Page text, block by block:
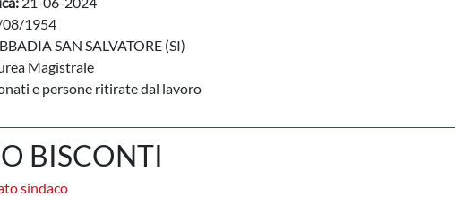
1954
SAN SALVATORE (SI)
Magistrale
e persone ritirate dal lavoro
BISCONTI
sindaco